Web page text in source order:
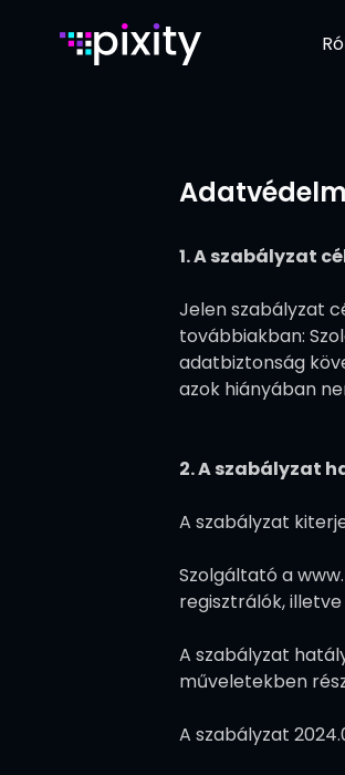
1. A szabályzat
Jelen szabályzat
továbbiakban:
adatbiztonság
azok hiányában
2. A szabályzat
A szabályzat
Szolgáltató a
regisztrálók,
A szabályzat
műveletekben
A szabályzat